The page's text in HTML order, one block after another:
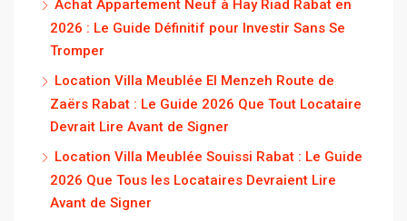
Achat Appartement Neuf à Hay Riad Rabat en
2026 : Le Guide Définitif pour Investir Sans Se
Tromper
Location Villa Meublée El Menzeh Route de
Zaërs Rabat : Le Guide 2026 Que Tout Locataire
Devrait Lire Avant de Signer
Location Villa Meublée Souissi Rabat : Le Guide
2026 Que Tous les Locataires Devraient Lire
Avant de Signer